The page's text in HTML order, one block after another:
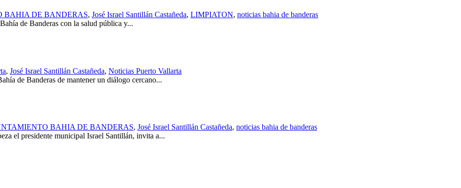
BAHIA DE BANDERAS, José Israel Santillán Castañeda, LIMPIATON, noticias bahia de banderas
de Banderas con la salud pública y...
, José Israel Santillán Castañeda, Noticias Puerto Vallarta
de Banderas de mantener un diálogo cercano...
BAHIA DE BANDERAS, José Israel Santillán Castañeda, noticias bahia de banderas
el presidente municipal Israel Santillán, invita a...